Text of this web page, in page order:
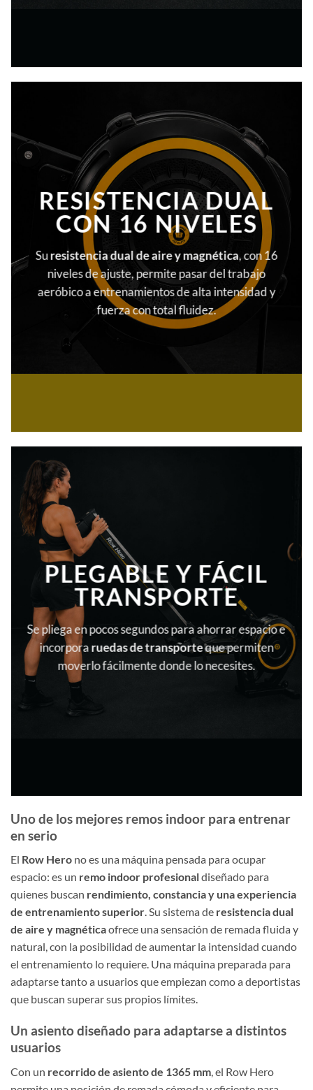
RESISTENCIA DUAL
CON 16 NIVELES
Suresistencia dual de aire y magnética, con 16
niveles de ajuste, permite pasar del trabajo
aeróbico a entrenamientos de alta intensidad y
fuerza con total fluidez.
PLEGABLE Y FÁCIL
TRANSPORTE
Se pliega en pocos segundos para ahorrar espacio e
incorporaruedas de transporteque permiten
moverlo fácilmente donde lo necesites.
Uno de los mejores remos indoor para entrenar
en serio
El Row Hero no es una máquina pensada para ocupar
espacio: es un remo indoor profesionaldiseñado para
quienes buscan rendimiento, constancia y una experiencia
de entrenamiento superior. Su sistema de resistencia dual
de aire y magnéticaofrece una sensación de remada fluida y
natural, con la posibilidad de aumentar la intensidad cuando
el entrenamiento lo requiere. Una máquina preparada para
adaptarse tanto a usuarios que empiezan como a deportistas
que buscan superar sus propios límites.
Un asiento diseñado para adaptarse a distintos
usuarios
Con un recorrido de asiento de 1365 mm , el Row Hero